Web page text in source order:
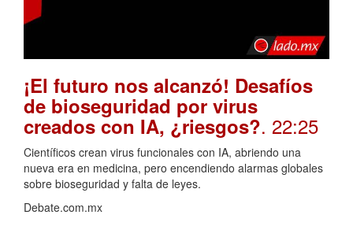
¡El futuro nos alcanzó! Desafíos
de bioseguridad por virus
creados con IA, ¿riesgos?. 22:25
Científicos crean virus funcionales con IA, abriendo una
nueva era en medicina, pero encendiendo alarmas globales
sobre bioseguridad y falta de leyes.
Debate.com.mx